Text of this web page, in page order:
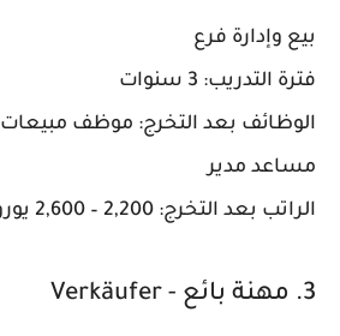
بيع وإدارة فرع
فترة التدريب: 3 سنوات
الوظائف بعد التخرج: موظف
مساعد مدير
الراتب بعد التخرج: 2,200 – 2,600 يورو
3. مهنة بائع - Verkäufer